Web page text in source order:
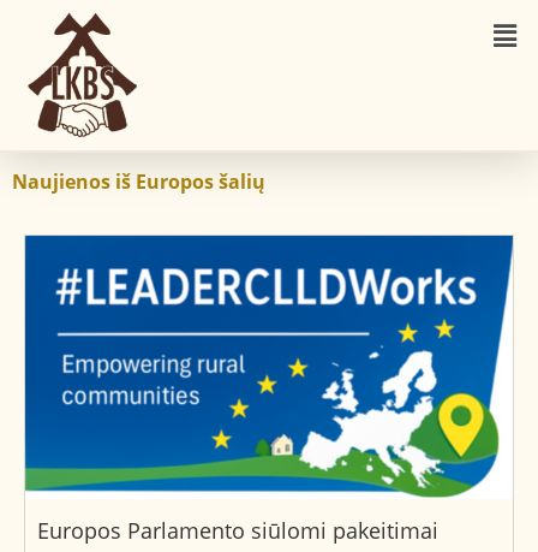
Naujienos iš Europos šalių
Europos Parlamento siūlomi pakeitimai